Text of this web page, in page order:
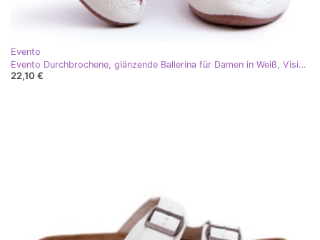
Evento
Evento Durchbrochene, glänzende Ballerina für Damen in Weiß, Visionär
22,10 €